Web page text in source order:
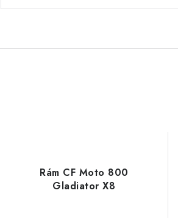
Rám CF Moto 800
Gladiator X8